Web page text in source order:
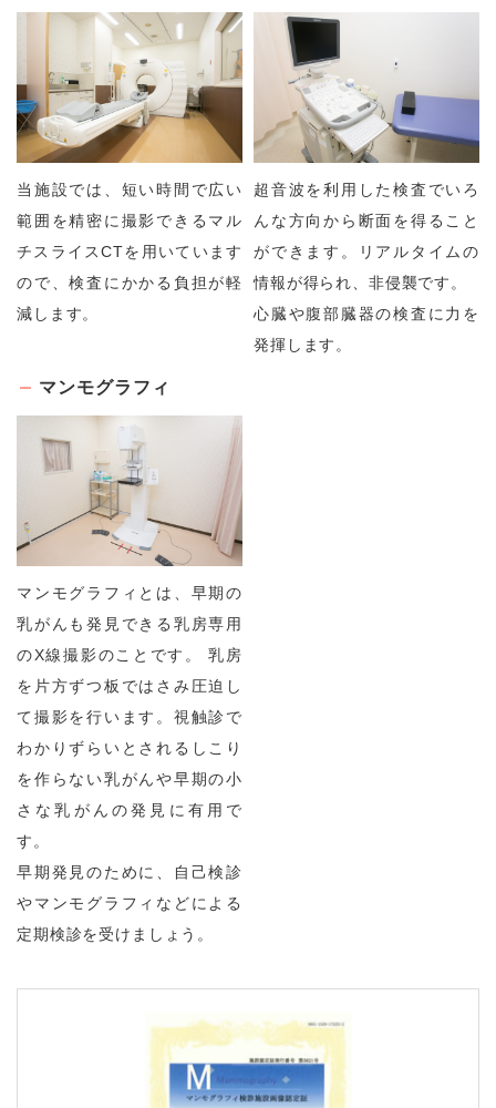
当施設では、短い時間で広い
範囲を精密に撮影できるマル
チスライスCTを用いています
ので、検査にかかる負担が軽
減します。
超音波を利用した検査でいろ
んな方向から断面を得ること
ができます。リアルタイムの
情報が得られ、非侵襲です。
心臓や腹部臓器の検査に力を
発揮します。
マンモグラフィ
マンモグラフィとは、早期の
乳がんも発見できる乳房専用
のX線撮影のことです。 乳房
を片方ずつ板ではさみ圧迫し
て撮影を行います。視触診で
わかりずらいとされるしこり
を作らない乳がんや早期の小
さな乳がんの発見に有用で
す。
早期発見のために、自己検診
やマンモグラフィなどによる
定期検診を受けましょう。